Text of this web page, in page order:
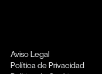
Aviso Legal
Política de Privacidad